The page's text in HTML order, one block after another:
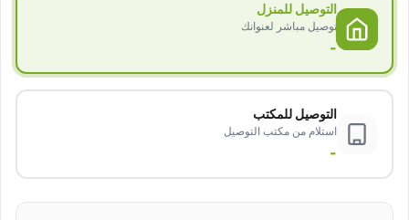
التوصيل للمنزل
توصيل مباشر لعنوانك
-
التوصيل للمكتب
استلام من مكتب التوصيل
-